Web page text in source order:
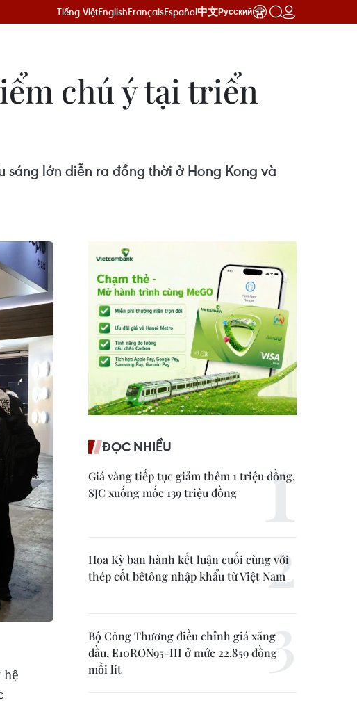
Tiếng ViệtEnglishFrançaisEspañol中文Русский
chú ý tại triển
lớn diễn ra đồng thời ở Hong Kong và
ĐỌC NHIỀU
Giá vàng tiếp tục giảm thêm 1 triệu đồng,
SJC xuống mốc 139 triệu đồng
Hoa Kỳ ban hành kết luận cuối cùng với
thép cốt bêtông nhập khẩu từ Việt Nam
Bộ Công Thương điều chỉnh giá xăng
dầu, E10RON95-III ở mức 22.859 đồng
mỗi lít